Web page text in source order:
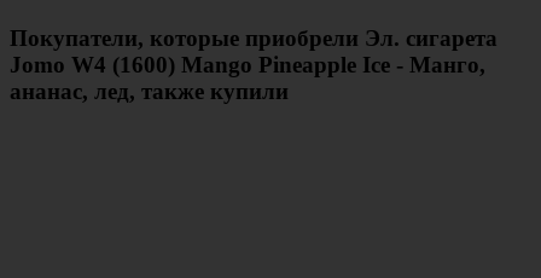
Покупатели, которые приобрели Эл. сигарета
Jomo W4 (1600) Mango Pineapple Ice - Манго,
ананас, лед, также купили